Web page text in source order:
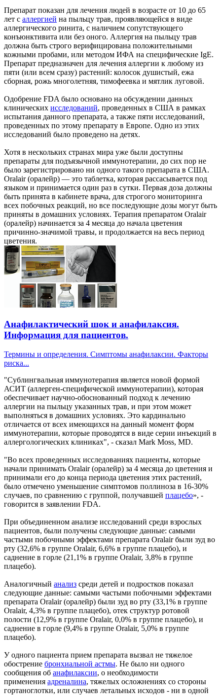
Препарат показан для лечения людей в возрасте от 10 до 65
лет с аллергией на пыльцу трав, проявляющейся в виде
аллергического ринита, с наличием сопутствующего
конъюнктивита или без оного. Аллергия на пыльцу трав
должна быть строго верифицирована положительными
кожными пробами, или методом ИФА на специфические IgE.
Препарат предназначен для лечения аллергии к любому из
пяти (или всем сразу) растений: колосок душистый, ежа
сборная, рожь многолетняя, тимофеевка и мятлик луговой.
Одобрение FDA было основано на обсуждении данных
клинических исследований, проведенных в США в рамках
испытания данного препарата, а также пяти исследований,
проведенных по этому препарату в Европе. Одно из этих
исследований было проведено на детях.
Хотя в нескольких странах мира уже были доступны
препараты для подъязычной иммунотерапии, до сих пор не
было зарегистрировано ни одного такого препарата в США.
Oralair (оралейр) — это таблетка, которая рассасывается под
языком и принимается один раз в сутки. Первая доза должны
быть принята в кабинете врача, для строгого мониторинга
всех побочных реакций, но все последующие дозы могут быть
приняты в домашних условиях. Терапия препаратом Oralair
(оралейр) начинается за 4 месяца до начала цветения
причинно-значимой травы, и продолжается на весь период
цветения.
Анафилактический шок и анафилаксия.
Информация для пациентов.
Термины и определения. Симптомы анафилаксии. Факторы
риска...
"Сублингвальная иммунотерапия является новой формой
АСИТ (аллерген-специфической иммунотерапии), которая
обеспечивает научно-обоснованный подход к лечению
аллергии на пыльцу указанных трав, и при этом может
выполняться в домашних условиях. Это кардинально
отличается от всех имеющихся на данный момент форм
иммунотерапии, которые проводятся в виде серии инъекций в
аллергологических клиниках", - сказал Mark Moss, MD.
"Во всех проведенных исследованиях пациенты, которые
начали принимать Oralair (оралейр) за 4 месяца до цветения и
принимали его до конца периода цветения этих растений,
было отмечено уменьшение симптомов поллиноза в 16-30%
случаев, по сравнению с группой, получавшей плацебо», -
говорится в заявлении FDA.
При объединенном анализе исследований среди взрослых
пациентов, были получены следующие данные: самыми
частыми побочными эффектами препарата Oralair были зуд во
рту (32,6% в группе Oralair, 6,6% в группе плацебо), и
саднение в горле (21,1% в группе Oralair, 3,8% в группе
плацебо).
Аналогичный анализ среди детей и подростков показал
следующие данные: самыми частыми побочными эффектами
препарата Oralair (оралейр) были зуд во рту (33,1% в группе
Oralair, 4,3% в группе плацебо), отек структур ротовой
полости (12,9% в группе Oralair, 0,0% в группе плацебо), и
саднение в горле (9,4% в группе Oralair, 5,0% в группе
плацебо).
У одного пациента прием препарата вызвал не тяжелое
обострение бронхиальной астмы. Не было ни одного
сообщения об анафилаксии, о необходимости
применения адреналина, тяжелых осложнениях со стороны
гортаноглотки, или случаев летальных исходов - ни в одной